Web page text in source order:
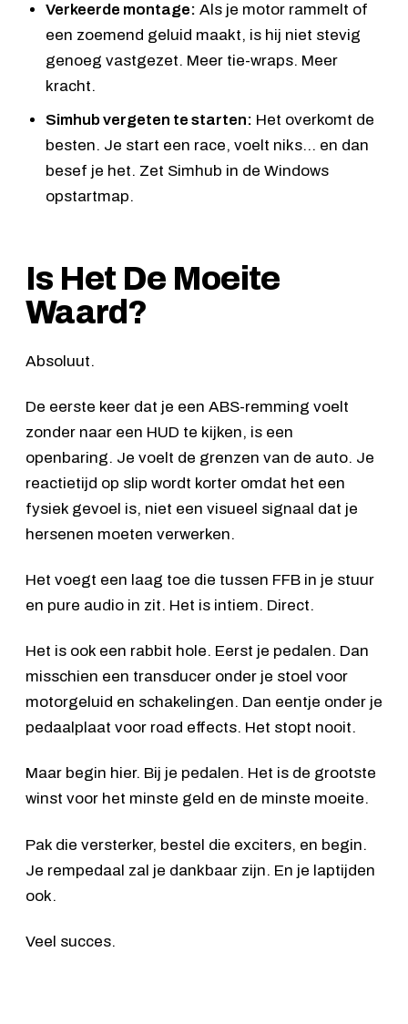
Verkeerde montage: Als je motor rammelt of
een zoemend geluid maakt, is hij niet stevig
genoeg vastgezet. Meer tie-wraps. Meer
kracht.
Simhub vergeten te starten: Het overkomt de
besten. Je start een race, voelt niks… en dan
besef je het. Zet Simhub in de Windows
opstartmap.
Is Het De Moeite
Waard?
Absoluut.
De eerste keer dat je een ABS-remming voelt
zonder naar een HUD te kijken, is een
openbaring. Je voelt de grenzen van de auto. Je
reactietijd op slip wordt korter omdat het een
fysiek gevoel is, niet een visueel signaal dat je
hersenen moeten verwerken.
Het voegt een laag toe die tussen FFB in je stuur
en pure audio in zit. Het is intiem. Direct.
Het is ook een rabbit hole. Eerst je pedalen. Dan
misschien een transducer onder je stoel voor
motorgeluid en schakelingen. Dan eentje onder je
pedaalplaat voor road effects. Het stopt nooit.
Maar begin hier. Bij je pedalen. Het is de grootste
winst voor het minste geld en de minste moeite.
Pak die versterker, bestel die exciters, en begin.
Je rempedaal zal je dankbaar zijn. En je laptijden
ook.
Veel succes.